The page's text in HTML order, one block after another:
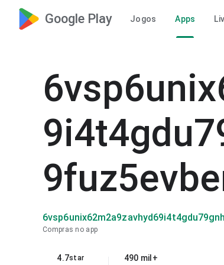
Google Play Jogos Apps
Compras no app
4.7star
490 mil+